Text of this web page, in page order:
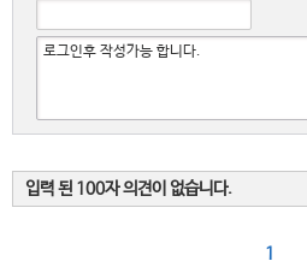
입력 된 100자 의견이 없습니다.
1